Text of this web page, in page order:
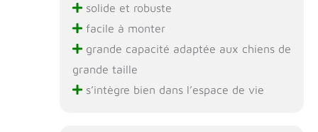
solide et robuste
facile à monter
grande capacité adaptée aux chiens de
grande taille
s’intègre bien dans l’espace de vie